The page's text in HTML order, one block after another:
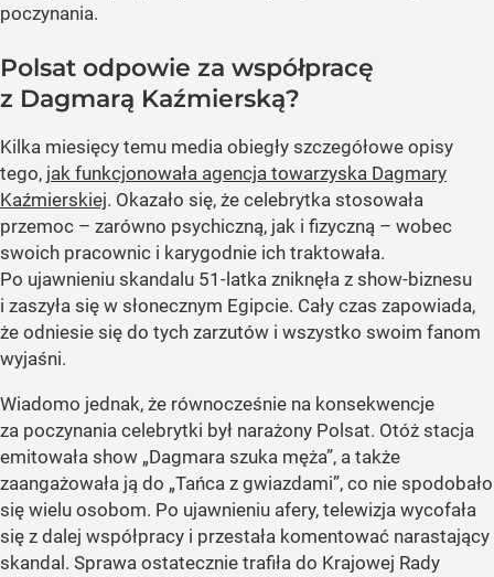
poczynania.
Polsat odpowie za współpracę
z Dagmarą Kaźmierską?
Kilka miesięcy temu media obiegły szczegółowe opisy
tego, jak funkcjonowała agencja towarzyska Dagmary
Kaźmierskiej. Okazało się, że celebrytka stosowała
przemoc – zarówno psychiczną, jak i fizyczną – wobec
swoich pracownic i karygodnie ich traktowała.
Po ujawnieniu skandalu 51-latka zniknęła z show-biznesu
i zaszyła się w słonecznym Egipcie. Cały czas zapowiada,
że odniesie się do tych zarzutów i wszystko swoim fanom
wyjaśni.
Wiadomo jednak, że równocześnie na konsekwencje
za poczynania celebrytki był narażony Polsat. Otóż stacja
emitowała show „Dagmara szuka męża”, a także
zaangażowała ją do „Tańca z gwiazdami”, co nie spodobało
się wielu osobom. Po ujawnieniu afery, telewizja wycofała
się z dalej współpracy i przestała komentować narastający
skandal. Sprawa ostatecznie trafiła do Krajowej Rady